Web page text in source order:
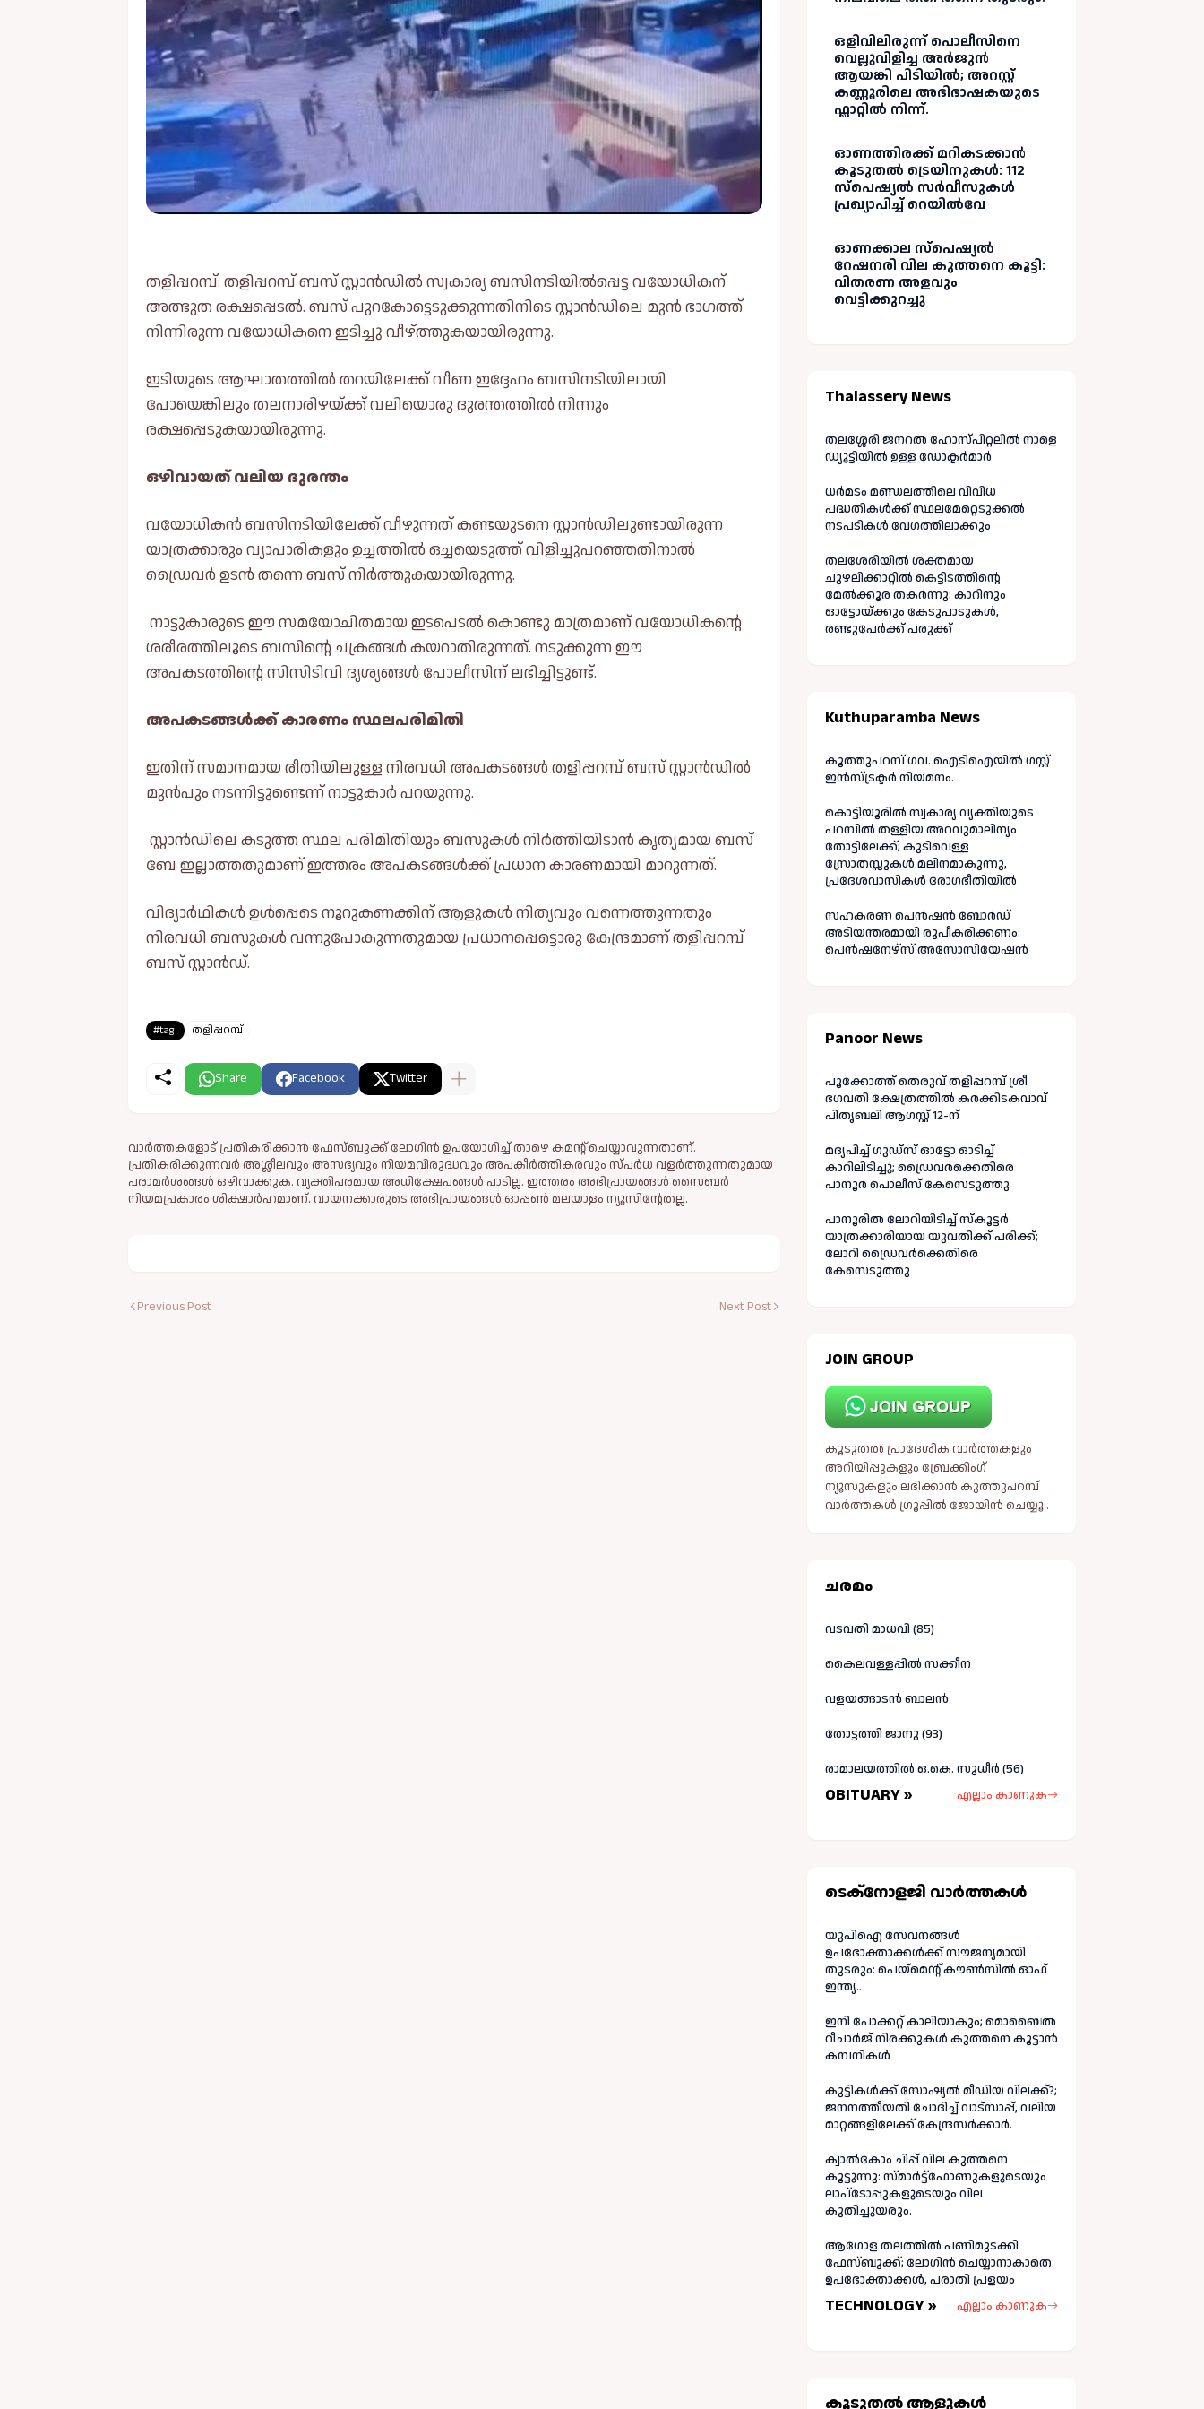
തളിപ്പറമ്പ്: തളിപ്പറമ്പ് ബസ് സ്റ്റാൻഡില്‍ സ്വകാര്യ ബസിനടിയില്‍പ്പെട്ട വയോധികന്
അത്ഭുത രക്ഷപ്പെടല്‍. ബസ് പുറകോട്ടെടുക്കുന്നതിനിടെ സ്റ്റാൻഡിലെ മുൻ ഭാഗത്ത്
നിന്നിരുന്ന വയോധികനെ ഇടിച്ചു വീഴ്ത്തുകയായിരുന്നു.
ഇടിയുടെ ആഘാതത്തില്‍ തറയിലേക്ക് വീണ ഇദ്ദേഹം ബസിനടിയിലായി
പോയെങ്കിലും തലനാരിഴയ്ക്ക് വലിയൊരു ദുരന്തത്തില്‍ നിന്നും
രക്ഷപ്പെടുകയായിരുന്നു.
ഒഴിവായത് വലിയ ദുരന്തം
വയോധികൻ ബസിനടിയിലേക്ക് വീഴുന്നത് കണ്ടയുടനെ സ്റ്റാൻഡിലുണ്ടായിരുന്ന
യാത്രക്കാരും വ്യാപാരികളും ഉച്ചത്തില്‍ ഒച്ചയെടുത്ത് വിളിച്ചുപറഞ്ഞതിനാല്‍
ഡ്രൈവർ ഉടൻ തന്നെ ബസ് നിർത്തുകയായിരുന്നു.
നാട്ടുകാരുടെ ഈ സമയോചിതമായ ഇടപെടല്‍ കൊണ്ടു മാത്രമാണ് വയോധികൻ്റെ
ശരീരത്തിലൂടെ ബസിൻ്റെ ചക്രങ്ങള്‍ കയറാതിരുന്നത്. നടുക്കുന്ന ഈ
അപകടത്തിൻ്റെ സിസിടിവി ദൃശ്യങ്ങള്‍ പോലീസിന് ലഭിച്ചിട്ടുണ്ട്.
അപകടങ്ങള്‍ക്ക് കാരണം സ്ഥലപരിമിതി
ഇതിന് സമാനമായ രീതിയിലുള്ള നിരവധി അപകടങ്ങള്‍ തളിപ്പറമ്പ് ബസ് സ്റ്റാൻഡില്‍
മുൻപും നടന്നിട്ടുണ്ടെന്ന് നാട്ടുകാർ പറയുന്നു.
സ്റ്റാൻഡിലെ കടുത്ത സ്ഥല പരിമിതിയും ബസുകള്‍ നിർത്തിയിടാൻ കൃത്യമായ ബസ്
ബേ ഇല്ലാത്തതുമാണ് ഇത്തരം അപകടങ്ങള്‍ക്ക് പ്രധാന കാരണമായി മാറുന്നത്.
വിദ്യാർഥികള്‍ ഉള്‍പ്പെടെ നൂറുകണക്കിന് ആളുകള്‍ നിത്യവും വന്നെത്തുന്നതും
നിരവധി ബസുകള്‍ വന്നുപോകുന്നതുമായ പ്രധാനപ്പെട്ടൊരു കേന്ദ്രമാണ് തളിപ്പറമ്പ്
ബസ് സ്റ്റാൻഡ്.
#tag: തളിപ്പറമ്പ്
Share Facebook Twitter
വാർത്തകളോട് പ്രതികരിക്കാൻ ഫേസ്ബുക്ക് ലോഗിൻ ഉപയോഗിച്ച് താഴെ കമന്റ് ചെയ്യാവുന്നതാണ്.
പ്രതികരിക്കുന്നവര്‍ അശ്ലീലവും അസഭ്യവും നിയമവിരുദ്ധവും അപകീര്‍ത്തികരവും സ്പര്‍ധ വളര്‍ത്തുന്നതുമായ
പരാമര്‍ശങ്ങള്‍ ഒഴിവാക്കുക. വ്യക്തിപരമായ അധിക്ഷേപങ്ങള്‍ പാടില്ല. ഇത്തരം അഭിപ്രായങ്ങള്‍ സൈബര്‍
നിയമപ്രകാരം ശിക്ഷാര്‍ഹമാണ്. വായനക്കാരുടെ അഭിപ്രായങ്ങള്‍ ഓപ്പൺ മലയാളം ന്യൂസിന്റേതല്ല.
Previous Post Next Post
ഒളിവിലിരുന്ന് പൊലീസിനെ
വെല്ലുവിളിച്ച അർജുൻ
ആയങ്കി പിടിയിൽ; അറസ്റ്റ്
കണ്ണൂരിലെ അഭിഭാഷകയുടെ
ഫ്ലാറ്റിൽ നിന്ന്.
ഓണത്തിരക്ക് മറികടക്കാൻ
കൂടുതൽ ട്രെയിനുകൾ: 112
സ്പെഷ്യൽ സർവീസുകൾ
പ്രഖ്യാപിച്ച് റെയിൽവേ
ഓണക്കാല സ്പെഷ്യൽ
റേഷനരി വില കുത്തനെ കൂട്ടി:
വിതരണ അളവും
വെട്ടിക്കുറച്ചു
Thalassery News
തലശ്ശേരി ജനറൽ ഹോസ്പിറ്റലിൽ നാളെ
ഡ്യൂട്ടിയിൽ ഉള്ള ഡോക്ടർമാർ
ധർമടം മണ്ഡലത്തിലെ വിവിധ
പദ്ധതികൾക്ക് സ്ഥലമേറ്റെടുക്കൽ
നടപടികൾ വേഗത്തിലാക്കും
തലശേരിയിൽ ശക്തമായ
ചുഴലിക്കാറ്റിൽ കെട്ടിടത്തിന്റെ
മേൽക്കൂര തകർന്നു: കാറിനും
ഓട്ടോയ്ക്കും കേടുപാടുകൾ,
രണ്ടുപേർക്ക് പരുക്ക്
Kuthuparamba News
കൂത്തുപറമ്പ് ഗവ. ഐടിഐയിൽ ഗസ്റ്റ്
ഇൻസ്ട്രക്ടർ നിയമനം.
കൊട്ടിയൂരിൽ സ്വകാര്യ വ്യക്തിയുടെ
പറമ്പിൽ തള്ളിയ അറവുമാലിന്യം
തോട്ടിലേക്ക്; കുടിവെള്ള
സ്രോതസ്സുകൾ മലിനമാകുന്നു,
പ്രദേശവാസികൾ രോഗഭീതിയിൽ
സഹകരണ പെൻഷൻ ബോർഡ്
അടിയന്തരമായി രൂപീകരിക്കണം:
പെൻഷനേഴ്സ് അസോസിയേഷൻ
Panoor News
പൂക്കോത്ത് തെരുവ് തളിപ്പറമ്പ് ശ്രീ
ഭഗവതി ക്ഷേത്രത്തിൽ കർക്കിടകവാവ്
പിതൃബലി ആഗസ്റ്റ് 12-ന്
മദ്യപിച്ച് ഗുഡ്‌സ് ഓട്ടോ ഓടിച്ച്
കാറിലിടിച്ചു; ഡ്രൈവർക്കെതിരെ
പാനൂർ പൊലീസ് കേസെടുത്തു
പാനൂരിൽ ലോറിയിടിച്ച് സ്കൂട്ടർ
യാത്രക്കാരിയായ യുവതിക്ക് പരിക്ക്;
ലോറി ഡ്രൈവർക്കെതിരെ
കേസെടുത്തു
JOIN GROUP
കൂടുതൽ പ്രാദേശിക വാർത്തകളും
അറിയിപ്പുകളും ബ്രേക്കിംഗ്
ന്യൂസുകളും ലഭിക്കാൻ കുത്തുപറമ്പ്
വാർത്തകൾ ഗ്രൂപ്പിൽ ജോയിൻ ചെയ്യൂ..
ചരമം
വടവതി മാധവി (85)
കൈലവള്ളപ്പിൽ സക്കീന
വളയങ്ങാടൻ ബാലൻ
തോട്ടത്തി ജാനു (93)
രാമാലയത്തിൽ ഒ.കെ. സുധീർ (56)
OBITUARY » എല്ലാം കാണുക
ടെക്നോളജി വാർത്തകള്‍
യുപിഐ സേവനങ്ങൾ
ഉപഭോക്താക്കൾക്ക് സൗജന്യമായി
തുടരും: പെയ്മെന്റ് കൗൺസിൽ ഓഫ്
ഇന്ത്യ..
ഇനി പോക്കറ്റ് കാലിയാകും; മൊബൈൽ
റീചാർജ് നിരക്കുകൾ കുത്തനെ കൂട്ടാൻ
കമ്പനികൾ
കുട്ടികൾക്ക് സോഷ്യൽ മീഡിയ വിലക്ക്?;
ജനനത്തീയതി ചോദിച്ച് വാട്‌സാപ്പ്, വലിയ
മാറ്റങ്ങളിലേക്ക് കേന്ദ്രസർക്കാർ.
ക്വാൽകോം ചിപ്പ് വില കുത്തനെ
കൂട്ടുന്നു: സ്മാർട്ട്ഫോണുകളുടെയും
ലാപ്ടോപ്പുകളുടെയും വില
കുതിച്ചുയരും.
ആഗോള തലത്തിൽ പണിമുടക്കി
ഫേസ്ബുക്ക്; ലോഗിന്‍ ചെയ്യാനാകാതെ
ഉപഭോക്താക്കള്‍, പരാതി പ്രളയം
TECHNOLOGY » എല്ലാം കാണുക
കൂടുതല്‍ ആളുകള്‍